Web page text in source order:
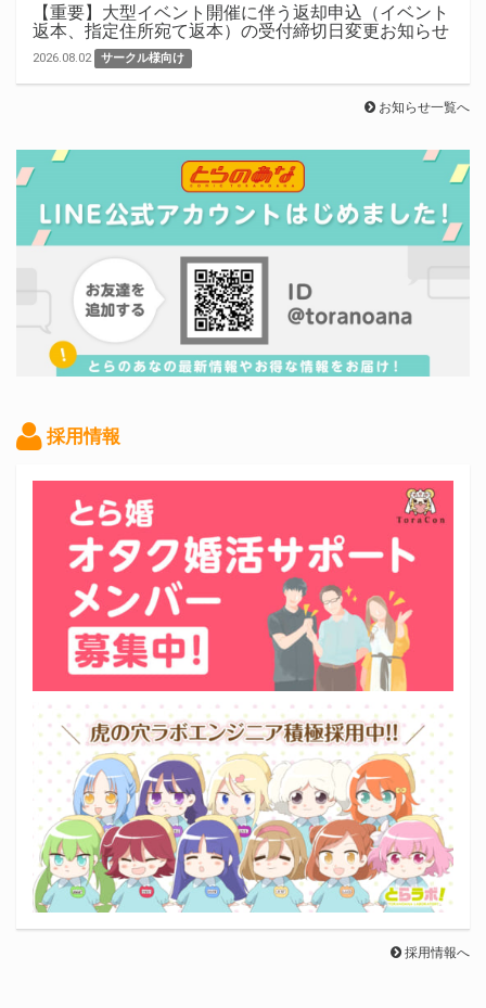
【重要】大型イベント開催に伴う返却申込（イベント
返本、指定住所宛て返本）の受付締切日変更お知らせ
2026.08.02 サークル様向け
お知らせ一覧へ
採用情報
採用情報へ